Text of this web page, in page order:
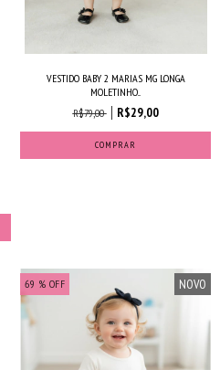
VESTIDO BABY 2 MARIAS MG LONGA
MOLETINHO...
R$79,00
R$29,00
COMPRAR
69 % OFF NOVO